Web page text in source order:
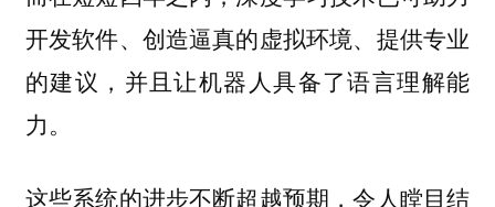
开发软件、创造逼真的虚拟环境、提供专业
的建议，并且让机器人具备了语言理解能
力。
这些系统的进步不断超越预期，令人瞠目结